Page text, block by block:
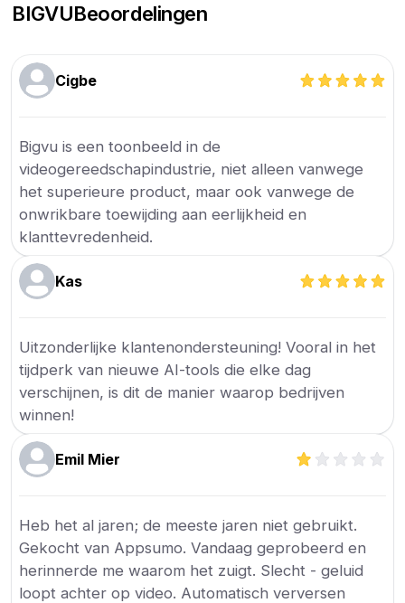
BIGVUBeoordelingen
Cigbe
Bigvu is een toonbeeld in de
videogereedschapindustrie, niet alleen vanwege
het superieure product, maar ook vanwege de
onwrikbare toewijding aan eerlijkheid en
klanttevredenheid.
Kas
Uitzonderlijke klantenondersteuning! Vooral in het
tijdperk van nieuwe AI-tools die elke dag
verschijnen, is dit de manier waarop bedrijven
winnen!
Emil Mier
Heb het al jaren; de meeste jaren niet gebruikt.
Gekocht van Appsumo. Vandaag geprobeerd en
herinnerde me waarom het zuigt. Slecht - geluid
loopt achter op video. Automatisch verversen